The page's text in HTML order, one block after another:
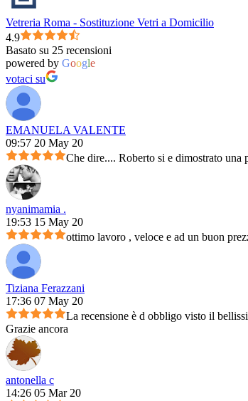
Vetreria Roma - Sostituzione Vetri a Domicilio
4.9
Basato su 25 recensioni
powered by Google
votaci su
EMANUELA VALENTE
09:57 20 May 20
Che dire.... Roberto si e dimostrato una
nyanimamia .
19:53 15 May 20
ottimo lavoro , veloce e ad un buon
Tiziana Ferazzani
17:36 07 May 20
La recensione è d obbligo visto il
Grazie ancora
antonella c
14:26 05 Mar 20